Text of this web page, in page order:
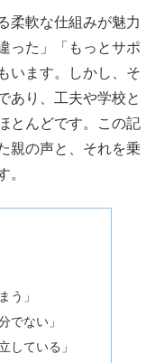
柔軟な仕組みが魅力
った」「もっとサポ
います。しかし、そ
あり、工夫や学校と
とんどです。この記
親の声と、それを乗
。
う」
でない」
している」